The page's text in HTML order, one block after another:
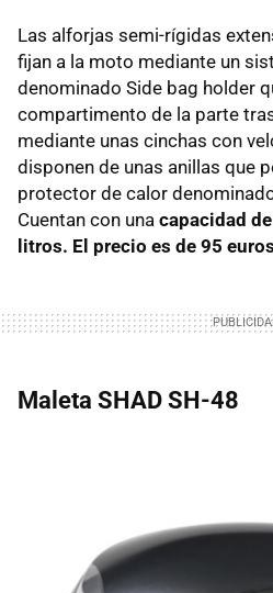
Las alforjas semi-rígidas
fijan a la moto mediante un
denominado Side bag holder
compartimento de la parte
mediante unas cinchas con
disponen de unas anillas que
protector de calor
Cuentan con una capacidad
litros. El precio es de 95
Maleta SHAD SH-48